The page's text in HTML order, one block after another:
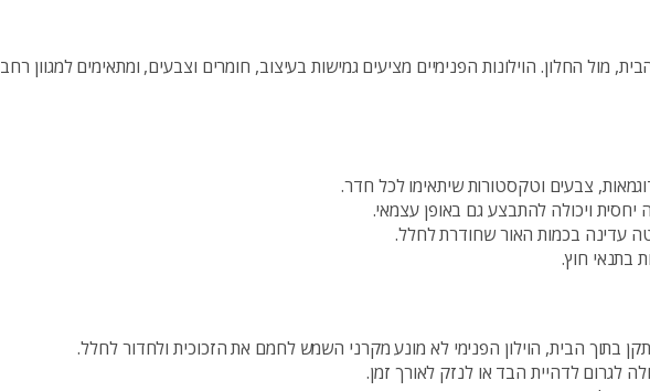
מול החלון. הוילונות הפנימיים מציעים גמישות בעיצוב, חומרים וצבעים, ומתאימים למגוון רחב
צבעים וטקסטורות שיתאימו לכל חדר.
יחסית ויכולה להתבצע גם באופן עצמאי.
עדינה בכמות האור שחודרת לחלל.
בתנאי חוץ.
בתוך הבית, הוילון הפנימי לא מונע מקרני השמש לחמם את הזכוכית ולחדור לחלל.
לגרום לדהיית הבד או לנזק לאורך זמן.